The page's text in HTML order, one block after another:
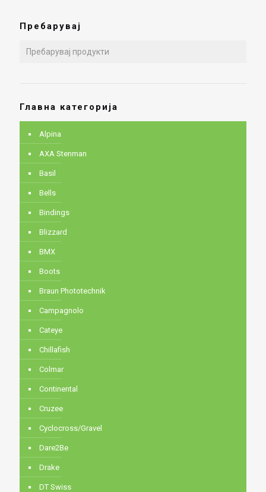
Пребарувај
Главна категорија
Alpina
AXA Stenman
Basil
Bells
Bindings
Blizzard
BMX
Boots
Braun Phototechnik
Campagnolo
Cateye
Chillafish
Colmar
Continental
Cruzee
Cyclocross/Gravel
Dare2Be
Drake
DT Swiss